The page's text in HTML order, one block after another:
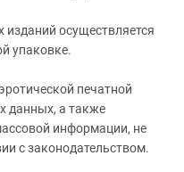
осуществляется
упаковке.
печатной
данных, а также
информации, не
с законодательством.